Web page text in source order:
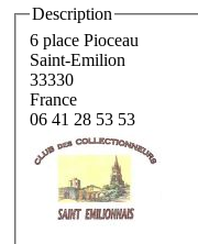
Description
6 place Pioceau
Saint-Emilion
33330
France
06 41 28 53 53